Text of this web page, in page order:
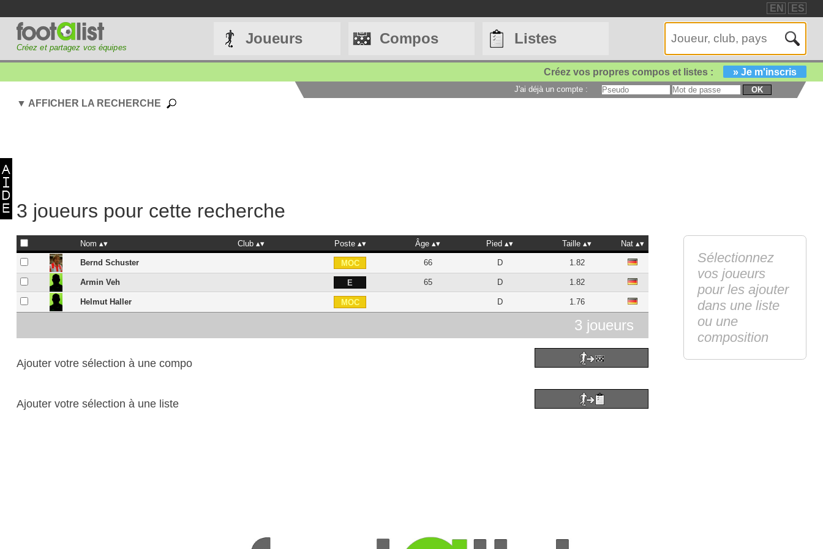
EN ES
Créez et partagez vos équipes
Joueurs Compos Listes
Créez vos propres compos et listes : » Je m'inscris
J'ai déjà un compte : OK
▼ AFFICHER LA RECHERCHE
3 joueurs pour cette recherche
Nom Club Poste Âge Pied Taille Nat
Bernd Schuster MOC 66 D 1.82
Armin Veh E 65 D 1.82
Helmut Haller MOC D 1.76
3 joueurs
Ajouter votre sélection à une compo
Ajouter votre sélection à une liste
Sélectionnez
vos joueurs
pour les ajouter
dans une liste
ou une
composition